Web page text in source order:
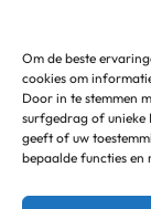
Om de beste
cookies om
Door in te stemmen
surfgedrag of unieke
geeft of uw
bepaalde functies en
Vrijdag
Zaterdag
Zondag
Elke eerste en
van 12:00 t/m